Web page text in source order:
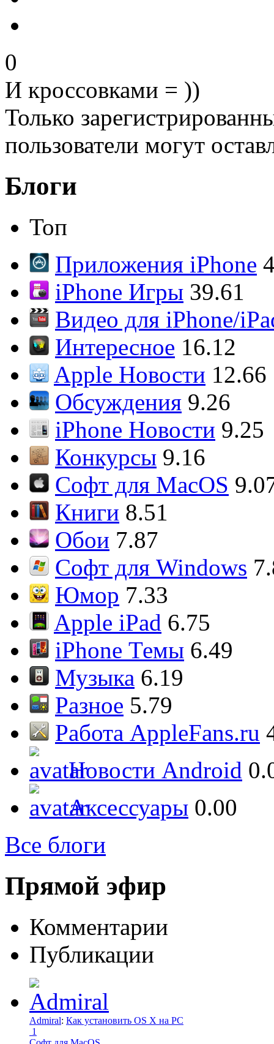
0
И кроссовками = ))
Только
пользователи могут
Блоги
Топ
Приложения iPhone
iPhone Игры 39.61
Видео для iPhone/
Интересное 16.12
Apple Новости 12.66
Обсуждения 9.26
iPhone Новости 9.25
Конкурсы 9.16
Софт для MacOS
Книги 8.51
Обои 7.87
Софт для Windows
Юмор 7.33
Apple iPad 6.75
iPhone Темы 6.49
Музыка 6.19
Разное 5.79
Работа AppleFans.ru
Новости Android
Аксессуары 0.00
Все блоги
Прямой эфир
Комментарии
Публикации
Admiral: Как установить OS X на PC
1